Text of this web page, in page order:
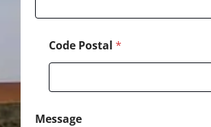
Code Postal *
Message